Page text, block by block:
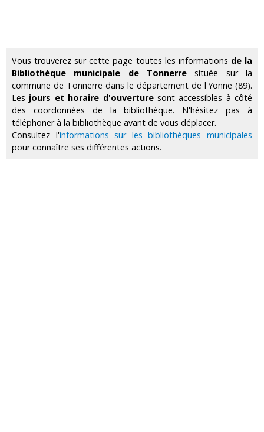
Vous trouverez sur cette page toutes les informations de la
Bibliothèque municipale de Tonnerre située sur la
commune de Tonnerre dans le département de l'Yonne (89).
Les jours et horaire d'ouverturesont accessibles à côté
des coordonnées de la bibliothèque. N'hésitez pas à
téléphoner à la bibliothèque avant de vous déplacer.
Consultez l'informations sur les bibliothèques municipales
pour connaître ses différentes actions.